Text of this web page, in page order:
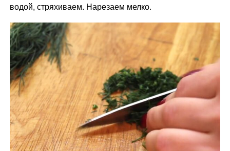
водой, стряхиваем. Нарезаем мелко.